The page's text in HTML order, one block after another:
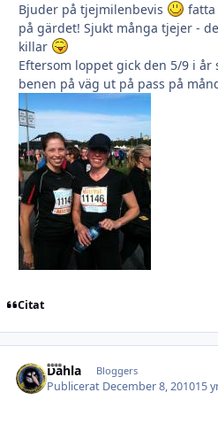
Bjuder på tjejmilenbevis
fatta
på gärdet! Sjukt många tjejer -
killar
Eftersom loppet gick den 5/9 i
benen på väg ut på pass på
Citat
Dahla Bloggers
Publicerat December 8, 201015